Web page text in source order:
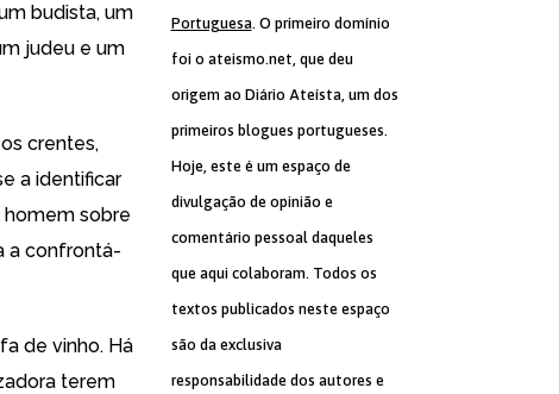
budista, um
judeu e um
crentes,
a identificar
homem sobre
a confrontá-
de vinho. Há
terem
Portuguesa. O primeiro domínio
foi o ateismo.net, que deu
origem ao Diário Ateísta, um dos
primeiros blogues portugueses.
Hoje, este é um espaço de
divulgação de opinião e
comentário pessoal daqueles
que aqui colaboram. Todos os
textos publicados neste espaço
são da exclusiva
responsabilidade dos autores e